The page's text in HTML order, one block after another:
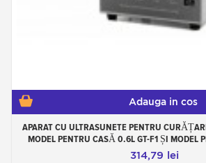
Adauga in cos
APARAT CU ULTRASUNETE PENTRU
MODEL PENTRU CASĂ 0.6L GT-F1 ȘI MODEL
314,79 lei